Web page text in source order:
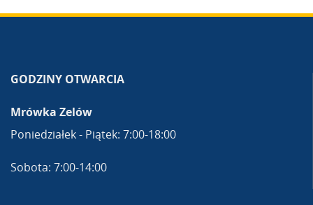
GODZINY OTWARCIA
Mrówka Zelów
Poniedziałek - Piątek: 7:00-18:00
Sobota: 7:00-14:00